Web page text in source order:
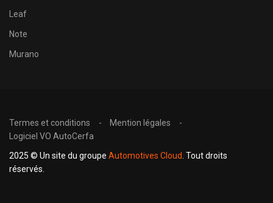
Leaf
Note
Murano
Termes et conditions
Mention légales
Logiciel VO AutoCerfa
2025 © Un site du groupe Automotives Cloud. Tout droits
réservés.